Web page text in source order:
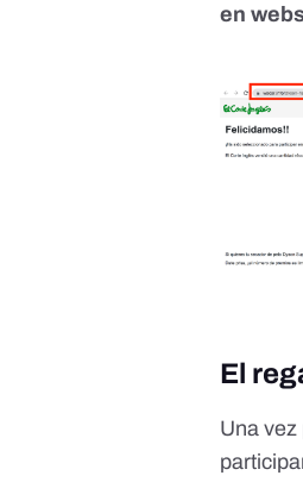
en
El
Una